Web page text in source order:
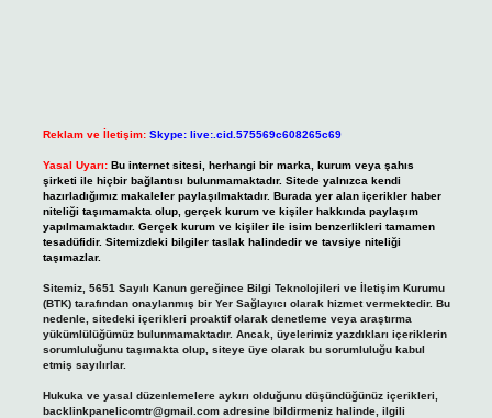
Reklam ve İletişim: Skype: live:.cid.575569c608265c69
Yasal Uyarı: Bu internet sitesi, herhangi bir marka, kurum veya şahıs
şirketi ile hiçbir bağlantısı bulunmamaktadır. Sitede yalnızca kendi
hazırladığımız makaleler paylaşılmaktadır. Burada yer alan içerikler haber
niteliği taşımamakta olup, gerçek kurum ve kişiler hakkında paylaşım
yapılmamaktadır. Gerçek kurum ve kişiler ile isim benzerlikleri tamamen
tesadüfidir. Sitemizdeki bilgiler taslak halindedir ve tavsiye niteliği
taşımazlar.
Sitemiz, 5651 Sayılı Kanun gereğince Bilgi Teknolojileri ve İletişim Kurumu
(BTK) tarafından onaylanmış bir Yer Sağlayıcı olarak hizmet vermektedir. Bu
nedenle, sitedeki içerikleri proaktif olarak denetleme veya araştırma
yükümlülüğümüz bulunmamaktadır. Ancak, üyelerimiz yazdıkları içeriklerin
sorumluluğunu taşımakta olup, siteye üye olarak bu sorumluluğu kabul
etmiş sayılırlar.
Hukuka ve yasal düzenlemelere aykırı olduğunu düşündüğünüz içerikleri,
backlinkpanelicomtr@gmail.comadresine bildirmeniz halinde, ilgili